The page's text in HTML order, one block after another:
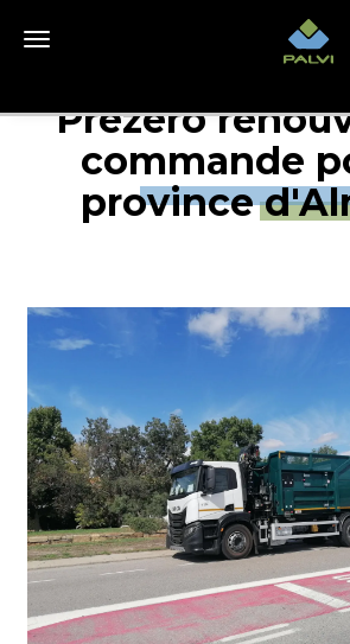
Toggle navigation
Prezero
commande
province